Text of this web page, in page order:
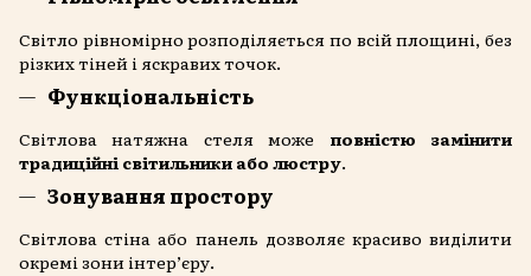
Світло рівномірно розподіляється по всій площині, без
різких тіней і яскравих точок.
Функціональність
Світлова натяжна стеля може повністю замінити
традиційні світильники або люстру.
Зонування простору
Світлова стіна або панель дозволяє красиво виділити
окремі зони інтер’єру.